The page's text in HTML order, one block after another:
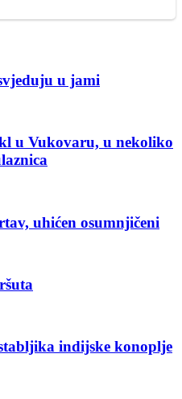
u jami
u Vukovaru, u nekoliko
uhićen osumnjičeni
indijske konoplje